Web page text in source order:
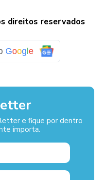
direitos reservados
Google
e fique por dentro
importa.